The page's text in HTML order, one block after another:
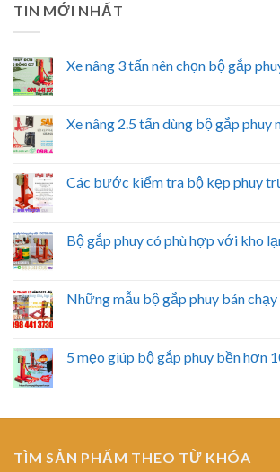
TIN MỚI NHẤT
Xe nâng 3 tấn nên chọn bộ gắp
Xe nâng 2.5 tấn dùng bộ gắp phuy
Các bước kiểm tra bộ kẹp phuy
Bộ gắp phuy có phù hợp với kho
Những mẫu bộ gắp phuy bán chạy
5 mẹo giúp bộ gắp phuy bền hơn
TÌM SẢN PHẨM THEO TỪ KHÓA